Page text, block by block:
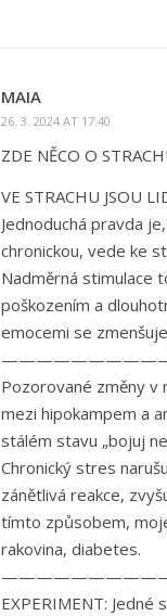
MAIA
26. 3. 2024 AT 17:40
ZDE NĚCO O
VE STRACHU JSOU
Jednoduchá pravda
chronickou, vede ke
Nadměrná stimulace
poškozením a
emocemi se
Pozorované změny v
mezi hipokampem a
stálém stavu „bojuj
Chronický stres
zánětlivá reakce,
tímto způsobem,
rakovina, diabetes.
EXPERIMENT: